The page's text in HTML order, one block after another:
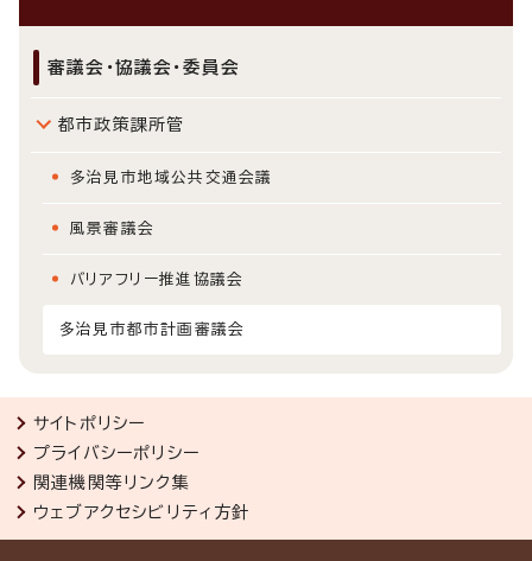
審議会・協議会・委員会
都市政策課所管
多治見市地域公共交通会議
風景審議会
バリアフリー推進協議会
多治見市都市計画審議会
サイトポリシー
プライバシーポリシー
関連機関等リンク集
ウェブアクセシビリティ方針